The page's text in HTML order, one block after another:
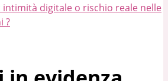
intimità digitale o rischio reale nelle
?